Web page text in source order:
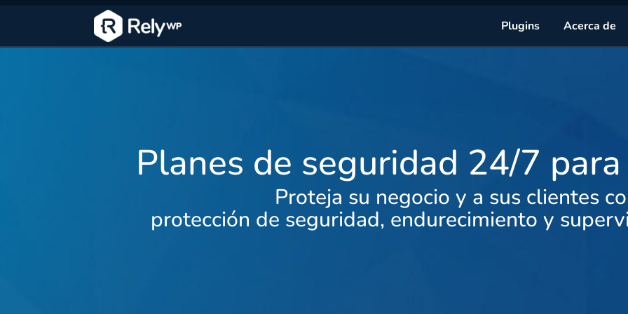
Plugins Acerca de
Planes de seguridad 24/7
Proteja su negocio y a sus clientes
protección de seguridad, endurecimiento y